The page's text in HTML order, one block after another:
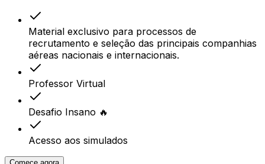
Material exclusivo para processos de
recrutamento e seleção das principais companhias
aéreas nacionais e internacionais.
Professor Virtual
Desafio Insano 🔥
Acesso aos simulados